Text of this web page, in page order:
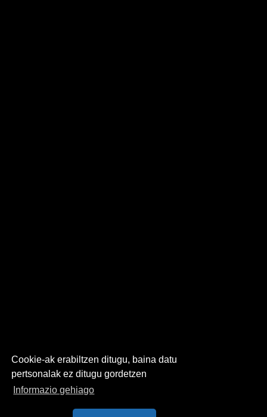
Cookie-ak erabiltzen ditugu, baina datu
pertsonalak ez ditugu gordetzen
Informazio gehiago